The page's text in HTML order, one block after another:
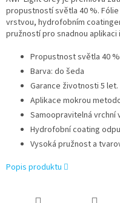
propustností světla 40 %.
vrstvou, hydrofobním
pružností pro snadnou
Propustnost světla 40 %
Barva: do šeda
Garance životnosti 5 let.
Aplikace mokrou
Samoopravitelná vrchní
Hydrofobní coating
Vysoká pružnost a
Popis produktu